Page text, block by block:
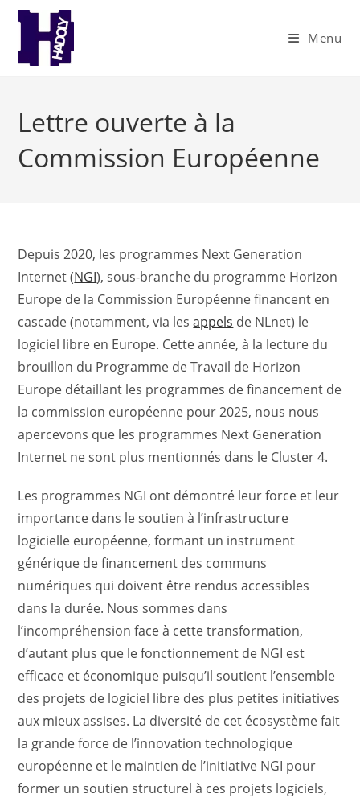
Skip
content
Menu
Lettre ouverte à la
Commission Européenne
Depuis 2020, les programmes Next Generation
Internet (NGI), sous-branche du programme Horizon
Europe de la Commission Européenne financent en
cascade (notamment, via lesappels de NLnet) le
logiciel libre en Europe. Cette année, à la lecture du
brouillon du Programme de Travail de Horizon
Europe détaillant les programmes de financement de
la commission européenne pour 2025, nous nous
apercevons que les programmes Next Generation
Internet ne sont plus mentionnés dans le Cluster 4.
Les programmes NGI ont démontré leur force et leur
importance dans le soutien à l’infrastructure
logicielle européenne, formant un instrument
générique de financement des communs
numériques qui doivent être rendus accessibles
dans la durée. Nous sommes dans
l’incompréhension face à cette transformation,
d’autant plus que le fonctionnement de NGI est
efficace et économique puisqu’il soutient l’ensemble
des projets de logiciel libre des plus petites initiatives
aux mieux assises. La diversité de cet écosystème fait
la grande force de l’innovation technologique
européenne et le maintien de l’initiative NGI pour
former un soutien structurel à ces projets logiciels,